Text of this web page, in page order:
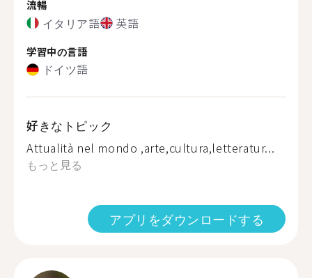
流暢
イタリア語 英語
学習中の言語
ドイツ語
好きなトピック
Attualità nel mondo ,arte,cultura,letteratur...
もっと見る
アプリをダウンロードする